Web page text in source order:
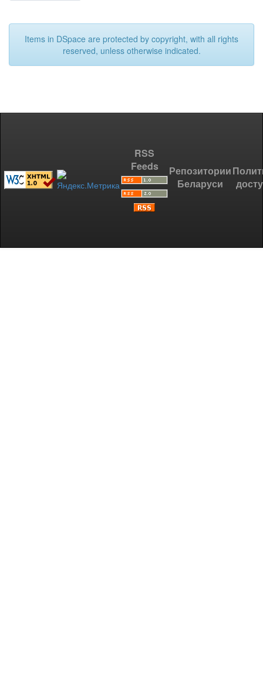
Items in DSpace are protected by copyright, with all rights
reserved, unless otherwise indicated.
RSS
Feeds
Репозитории
Беларуси